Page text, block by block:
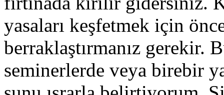
yasaları keşfetmek için
berraklaştırmanız gerekir.
seminerlerde veya birebir